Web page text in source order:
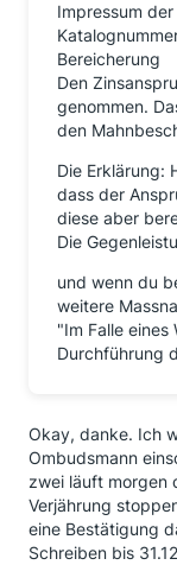
Impressum der
Bereicherung
Den
genommen.
den
Die Erklärung:
dass der
diese aber
Die
und wenn du
weitere
"Im Falle
Durchführung
Okay, danke. Ich
Ombudsmann
zwei läuft morgen
Verjährung
eine Bestätigung
Schreiben bis